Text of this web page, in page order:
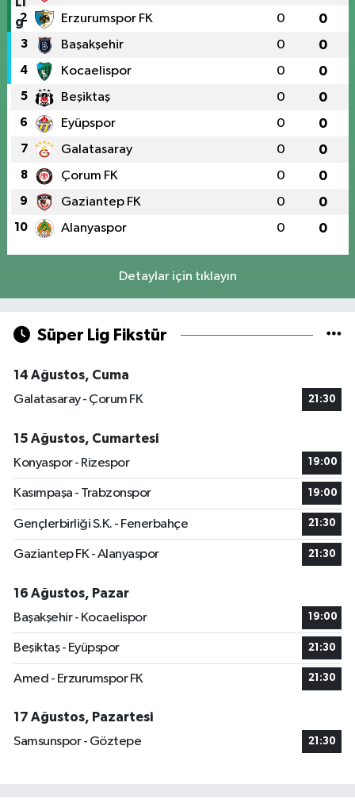
2 Erzurumspor FK 0 0
3 Başakşehir 0 0
4 Kocaelispor 0 0
5 Beşiktaş 0 0
6 Eyüpspor 0 0
7 Galatasaray 0 0
8 Çorum FK 0 0
9 Gaziantep FK 0 0
10 Alanyaspor 0 0
Detaylar için tıklayın
Süper Lig Fikstür
14 Ağustos, Cuma
Galatasaray - Çorum FK
21:30
15 Ağustos, Cumartesi
Konyaspor - Rizespor
19:00
Kasımpaşa - Trabzonspor 19:00
Gençlerbirliği S.K. - Fenerbahçe 21:30
Gaziantep FK - Alanyaspor 21:30
16 Ağustos, Pazar
Başakşehir - Kocaelispor
19:00
Beşiktaş - Eyüpspor 21:30
Amed - Erzurumspor FK 21:30
17 Ağustos, Pazartesi
Samsunspor - Göztepe
21:30